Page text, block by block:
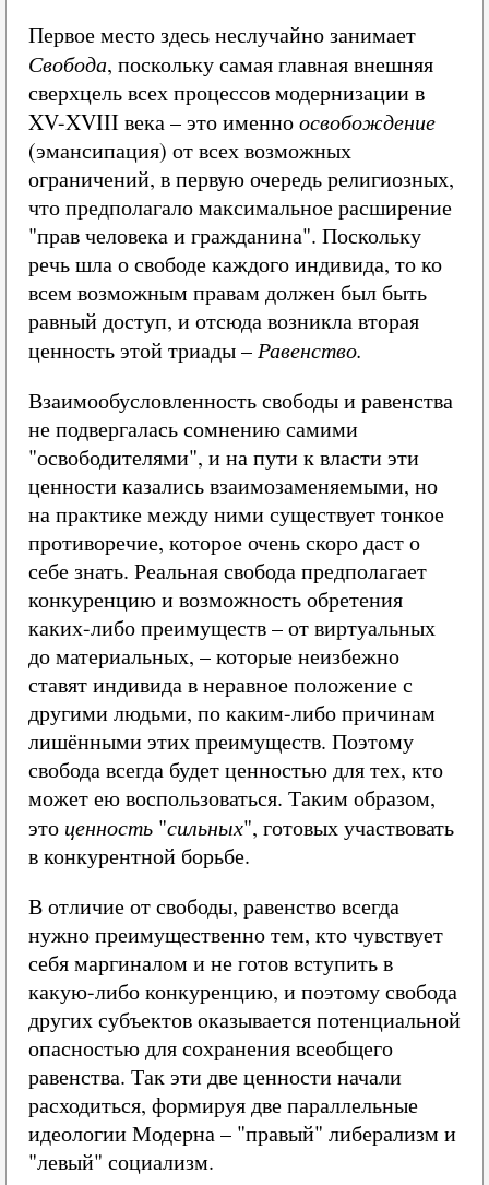
Первое место здесь неслучайно занимает
Свобода, поскольку самая главная внешняя
сверхцель всех процессов модернизации в
XV-XVIII века – это именноосвобождение
(эмансипация) от всех возможных
ограничений, в первую очередь религиозных,
что предполагало максимальное расширение
"прав человека и гражданина". Поскольку
речь шла о свободе каждого индивида, то ко
всем возможным правам должен был быть
равный доступ, и отсюда возникла вторая
ценность этой триады – Равенство.
Взаимообусловленность свободы и равенства
не подвергалась сомнению самими
"освободителями", и на пути к власти эти
ценности казались взаимозаменяемыми, но
на практике между ними существует тонкое
противоречие, которое очень скоро даст о
себе знать. Реальная свобода предполагает
конкуренцию и возможность обретения
каких-либо преимуществ – от виртуальных
до материальных, – которые неизбежно
ставят индивида в неравное положение с
другими людьми, по каким-либо причинам
лишёнными этих преимуществ. Поэтому
свобода всегда будет ценностью для тех, кто
может ею воспользоваться. Таким образом,
это ценность "сильных", готовых участвовать
в конкурентной борьбе.
В отличие от свободы, равенство всегда
нужно преимущественно тем, кто чувствует
себя маргиналом и не готов вступить в
какую-либо конкуренцию, и поэтому свобода
других субъектов оказывается потенциальной
опасностью для сохранения всеобщего
равенства. Так эти две ценности начали
расходиться, формируя две параллельные
идеологии Модерна – "правый" либерализм и
"левый" социализм.